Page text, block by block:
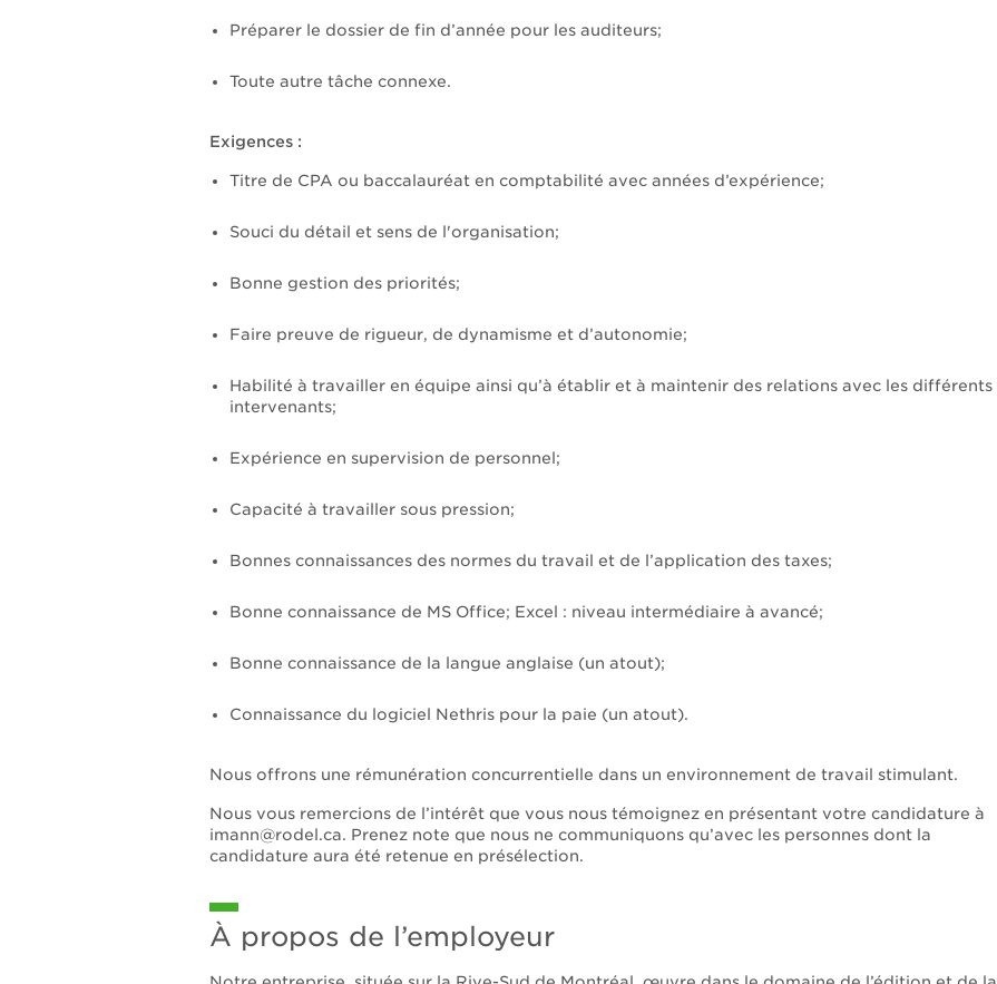
Préparer le dossier de fin d’année pour les auditeurs;
Toute autre tâche connexe.
Exigences :
Titre de CPA ou baccalauréat en comptabilité avec années d’expérience;
Souci du détail et sens de l'organisation;
Bonne gestion des priorités;
Faire preuve de rigueur, de dynamisme et d’autonomie;
Habilité à travailler en équipe ainsi qu’à établir et à maintenir des relations avec les différents
intervenants;
Expérience en supervision de personnel;
Capacité à travailler sous pression;
Bonnes connaissances des normes du travail et de l’application des taxes;
Bonne connaissance de MS Office; Excel : niveau intermédiaire à avancé;
Bonne connaissance de la langue anglaise (un atout);
Connaissance du logiciel Nethris pour la paie (un atout).
Nous offrons une rémunération concurrentielle dans un environnement de travail stimulant.
Nous vous remercions de l’intérêt que vous nous témoignez en présentant votre candidature à
imann@rodel.ca. Prenez note que nous ne communiquons qu’avec les personnes dont la
candidature aura été retenue en présélection.
À propos de l’employeur